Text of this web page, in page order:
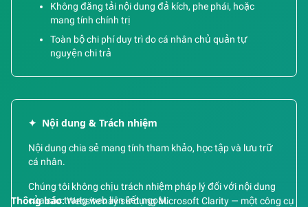
Thông báo:Website này sử dụng Microsoft Clarity — một công cụ
Không đăng tải nội dung đả kích, phe phái, hoặc
mang tính chính trị
Toàn bộ chi phí duy trì do cá nhân chủ quản tự
nguyện chi trả
✦ Nội dung & Trách nhiệm
Nội dung chia sẻ mang tính tham khảo, học tập và lưu trữ
cá nhân.
Chúng tôi không chịu trách nhiệm pháp lý đối với nội dung
của các trang web liên kết ngoài.